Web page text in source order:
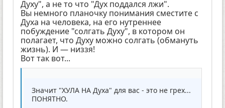
Духу", а не то что "Дух поддался лжи".
Вы немного планочку понимания сместите с
Духа на человека, на его нутреннее
побуждение "солгать Духу", в котором он
полагает, что Духу можно солгать (обмануть
жизнь). И — низзя!
Вот так вот...
Значит "ХУЛА НА Духа" для вас - это не грех...
ПОНЯТНО.